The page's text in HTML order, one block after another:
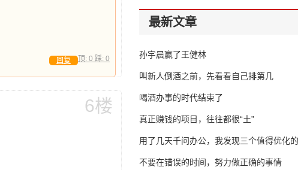
顶: 0 踩: 0
回复
6楼
最新文章
孙宇晨赢了王健林
叫新人倒酒之前，先看看自己排第几
喝酒办事的时代结束了
真正赚钱的项目，往往都很“土”
用了几天千问办公，我发现三个值得优化
不要在错误的时间，努力做正确的事情